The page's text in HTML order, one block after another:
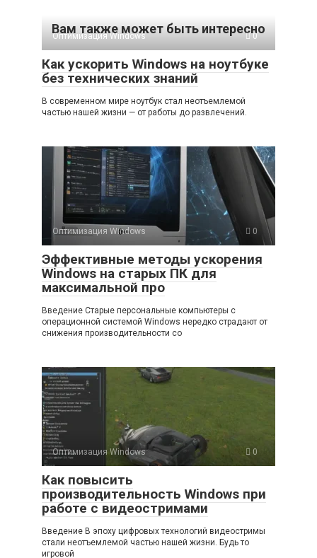
Вам также может быть интересно
Оптимизация Windows 0
Как ускорить Windows на ноутбуке
без технических знаний
В современном мире ноутбук стал неотъемлемой
частью нашей жизни — от работы до развлечений.
Оптимизация Windows 0
Эффективные методы ускорения
Windows на старых ПК для
максимальной про
Введение Старые персональные компьютеры с
операционной системой Windows нередко страдают от
снижения производительности со
Оптимизация Windows 0
Как повысить
производительность Windows при
работе с видеостримами
Введение В эпоху цифровых технологий видеостримы
стали неотъемлемой частью нашей жизни. Будь то
игровой